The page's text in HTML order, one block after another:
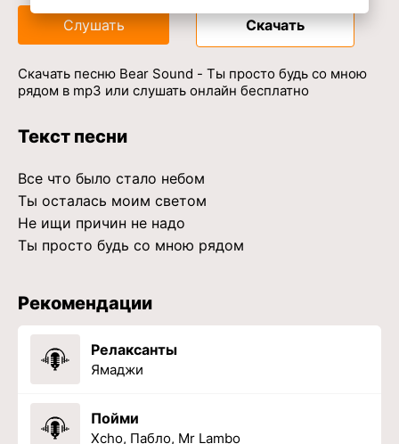
Слушать Скачать
Скачать песню Bear Sound - Ты просто будь со мною
рядом в mp3 или слушать онлайн бесплатно
Текст песни
Все что было стало небом
Ты осталась моим светом
Не ищи причин не надо
Ты просто будь со мною рядом
Рекомендации
Релаксанты
Ямаджи
Пойми
Xcho, Пабло, Mr Lambo